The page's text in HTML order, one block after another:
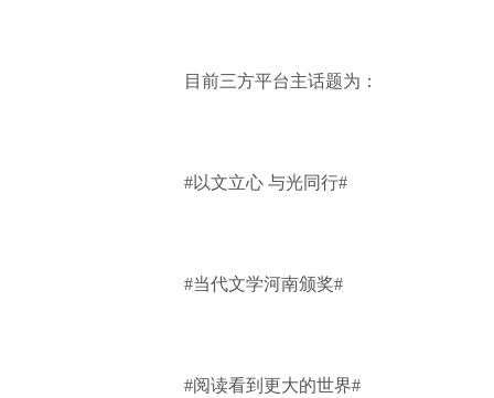
目前三方平台主话题为：
#以文立心 与光同行#
#当代文学河南颁奖#
#阅读看到更大的世界#